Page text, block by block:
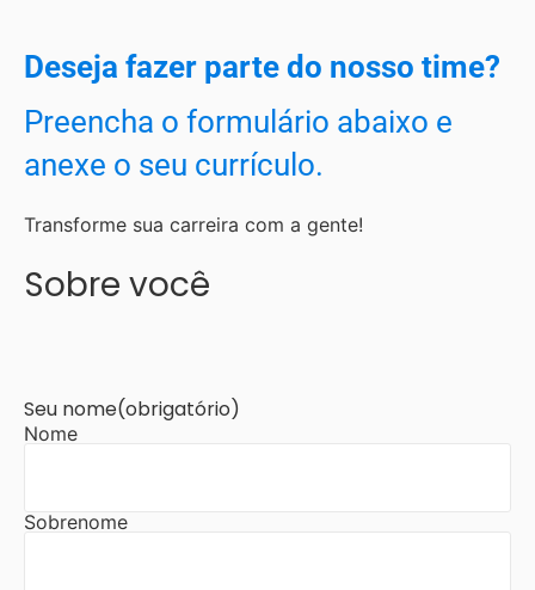
Deseja fazer parte do nosso time?
Preencha o formulário abaixo e
anexe o seu currículo.
Transforme sua carreira com a gente!
Sobre você
Seu nome(obrigatório)
Nome
Sobrenome